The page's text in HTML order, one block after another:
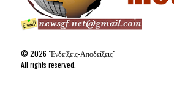
©2026 "Ενδείξεις-Αποδείξεις"
All rights reserved.